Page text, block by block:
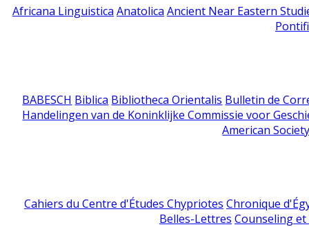
Africana Linguistica Anatolica Ancient Near Eastern
BABESCH Biblica Bibliotheca Orientalis Bulletin de
Handelingen van de Koninklijke Commissie voor
American
Cahiers du Centre d'Études Chypriotes Chronique
Belles-Lettres Counseling